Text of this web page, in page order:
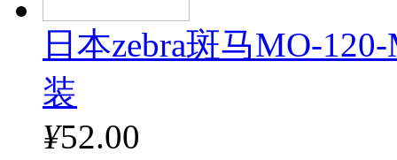
日本zebra斑马MO-
装
¥52.00